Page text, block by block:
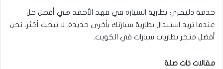
خدمة دليفري بطارية السيارة في فهد الأحمد هي أفضل حل
عندما تريد استبدال بطارية سيارتك بأخرى جديدة. لا تبحث أكثر، نحن
أفضل متجر بطاريات سيارات في الكويت.
مقالات ذات صلة